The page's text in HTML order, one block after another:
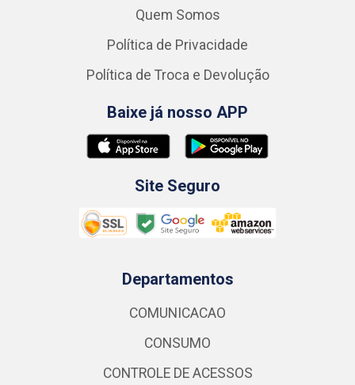
Quem Somos
Política de Privacidade
Política de Troca e Devolução
Baixe já nosso APP
Site Seguro
Departamentos
COMUNICACAO
CONSUMO
CONTROLE DE ACESSOS